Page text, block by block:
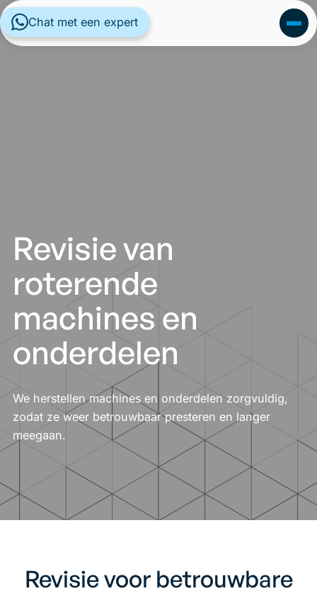
Revisie van
roterende
machines en
onderdelen
We herstellen machines en onderdelen zorgvuldig,
zodat ze weer betrouwbaar presteren en langer
meegaan.
Revisie voor betrouwbare
Chat met een expert